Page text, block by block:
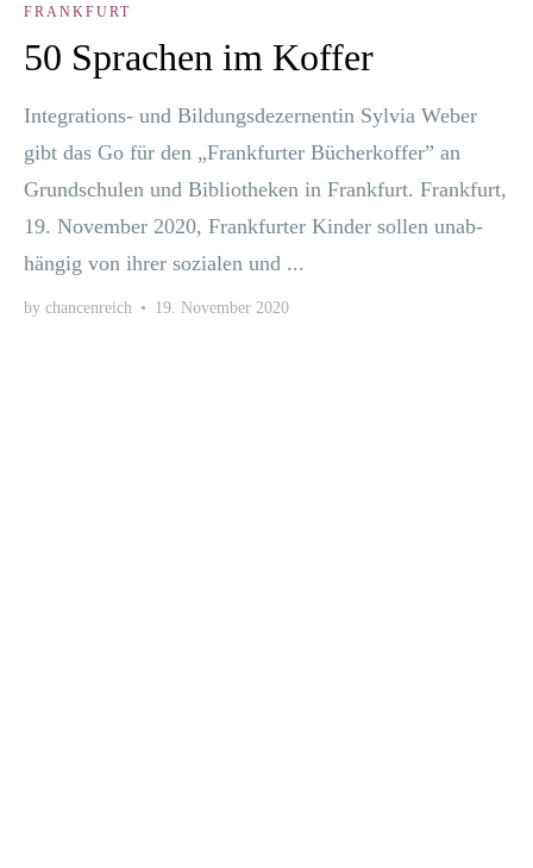
FRANKFURT
50 Sprachen im Koffer
Inte­gra­ti­ons- und Bil­dungs­de­zer­nen­tin Syl­via Weber
gibt das Go für den „Frank­fur­ter Bücher­kof­fer” an
Grund­schu­len und Biblio­the­ken in Frank­furt. Frank­furt,
19. Novem­ber 2020, Frank­fur­ter Kin­der sol­len unab­
hän­gig von ihrer sozia­len und ...
by chancenreich • 19. November 2020